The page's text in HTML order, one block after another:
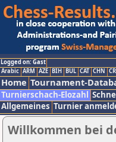
Logged on: Gast
Arabic ARM AZE BIH BUL CAT CHN
Home Tournament-
Turnierschach-Elozahl
Allgemeines Turnier
Willkommen bei